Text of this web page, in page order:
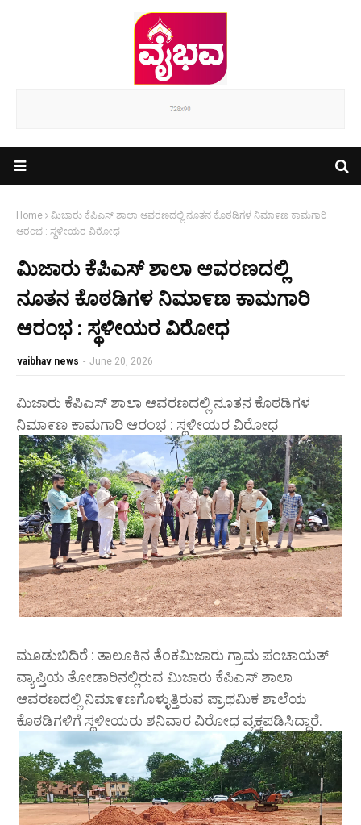
Home
ಮಿಜಾರು ಕೆಪಿಎಸ್ ಶಾಲಾ ಆವರಣದಲ್ಲಿ ನೂತನ ಕೊಠಡಿಗಳ ನಿಮಾ೯ಣ ಕಾಮಗಾರಿ
ಆರಂಭ : ಸ್ಥಳೀಯರ ವಿರೋಧ
ಮಿಜಾರು ಕೆಪಿಎಸ್ ಶಾಲಾ ಆವರಣದಲ್ಲಿ
ನೂತನ ಕೊಠಡಿಗಳ ನಿಮಾ೯ಣ ಕಾಮಗಾರಿ
ಆರಂಭ : ಸ್ಥಳೀಯರ ವಿರೋಧ
vaibhav news - June 20, 2026
ಮಿಜಾರು ಕೆಪಿಎಸ್ ಶಾಲಾ ಆವರಣದಲ್ಲಿ ನೂತನ ಕೊಠಡಿಗಳ
ನಿಮಾ೯ಣ ಕಾಮಗಾರಿ ಆರಂಭ : ಸ್ಥಳೀಯರ ವಿರೋಧ
ಮೂಡುಬಿದಿರೆ : ತಾಲೂಕಿನ ತೆಂಕಮಿಜಾರು ಗ್ರಾಮ ಪಂಚಾಯತ್
ವ್ಯಾಪ್ತಿಯ ತೋಡಾರಿನಲ್ಲಿರುವ ಮಿಜಾರು ಕೆಪಿಎಸ್ ಶಾಲಾ
ಆವರಣದಲ್ಲಿ ನಿಮಾ೯ಣಗೊಳ್ಳುತ್ತಿರುವ ಪ್ರಾಥಮಿಕ ಶಾಲೆಯ
ಕೊಠಡಿಗಳಿಗೆ ಸ್ಥಳೀಯರು ಶನಿವಾರ ವಿರೋಧ ವ್ಯಕ್ತಪಡಿಸಿದ್ದಾರೆ.